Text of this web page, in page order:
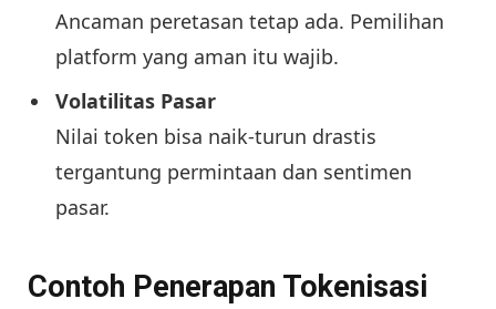
Ancaman peretasan tetap ada. Pemilihan
platform yang aman itu wajib.
Volatilitas Pasar
Nilai token bisa naik-turun drastis
tergantung permintaan dan sentimen
pasar.
Contoh Penerapan Tokenisasi